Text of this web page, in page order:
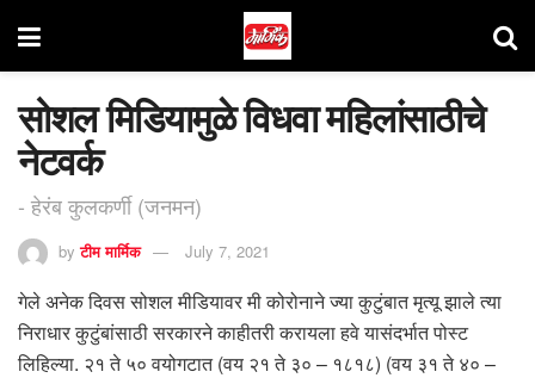
सोशल मिडियामुळे विधवा महिलांसाठीचे
नेटवर्क
- हेरंब कुलकर्णी (जनमन)
by टीम मार्मिक July 7, 2021
गेले अनेक दिवस सोशल मीडियावर मी कोरोनाने ज्या कुटुंबात मृत्यू झाले त्या
निराधार कुटुंबांसाठी सरकारने काहीतरी करायला हवे यासंदर्भात पोस्ट
लिहिल्या. २१ ते ५० वयोगटात (वय २१ ते ३० – १८१८) (वय ३१ ते ४० –